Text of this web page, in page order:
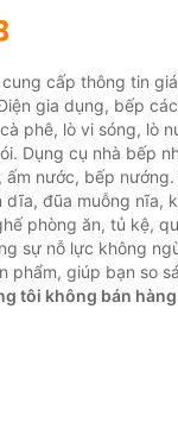
cấp thông tin
gia dụng, bếp
phê, lò vi sóng, lò
Dụng cụ nhà bếp
ấm nước, bếp
dĩa, đũa muỗng nĩa,
phòng ăn, tủ kệ,
sự nỗ lực không
phẩm, giúp bạn so
tôi không bán